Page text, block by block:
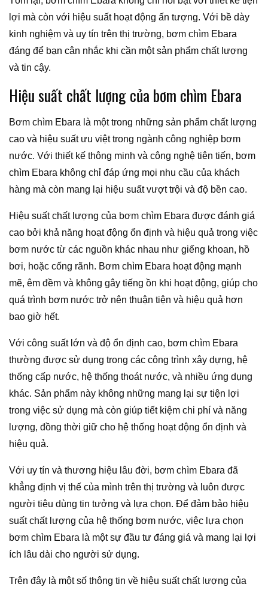
lợi mà còn với hiệu suất hoạt động ấn tượng. Với bề dày
kinh nghiệm và uy tín trên thị trường, bơm chìm Ebara
đáng để bạn cân nhắc khi cần một sản phẩm chất lượng
và tin cậy.
Hiệu suất chất lượng của bơm chìm Ebara
Bơm chìm Ebara là một trong những sản phẩm chất lượng
cao và hiệu suất ưu việt trong ngành công nghiệp bơm
nước. Với thiết kế thông minh và công nghệ tiên tiến, bơm
chìm Ebara không chỉ đáp ứng mọi nhu cầu của khách
hàng mà còn mang lại hiệu suất vượt trội và độ bền cao.
Hiệu suất chất lượng của bơm chìm Ebara được đánh giá
cao bởi khả năng hoạt động ổn định và hiệu quả trong việc
bơm nước từ các nguồn khác nhau như giếng khoan, hồ
bơi, hoặc cống rãnh. Bơm chìm Ebara hoạt động mạnh
mẽ, êm đềm và không gây tiếng ồn khi hoạt động, giúp cho
quá trình bơm nước trở nên thuận tiện và hiệu quả hơn
bao giờ hết.
Với công suất lớn và độ ổn định cao, bơm chìm Ebara
thường được sử dụng trong các công trình xây dựng, hệ
thống cấp nước, hệ thống thoát nước, và nhiều ứng dụng
khác. Sản phẩm này không những mang lại sự tiện lợi
trong việc sử dụng mà còn giúp tiết kiệm chi phí và năng
lượng, đồng thời giữ cho hệ thống hoạt động ổn định và
hiệu quả.
Với uy tín và thương hiệu lâu đời, bơm chìm Ebara đã
khẳng định vị thế của mình trên thị trường và luôn được
người tiêu dùng tin tưởng và lựa chọn. Để đảm bảo hiệu
suất chất lượng của hệ thống bơm nước, việc lựa chọn
bơm chìm Ebara là một sự đầu tư đáng giá và mang lại lợi
ích lâu dài cho người sử dụng.
Trên đây là một số thông tin về hiệu suất chất lượng của